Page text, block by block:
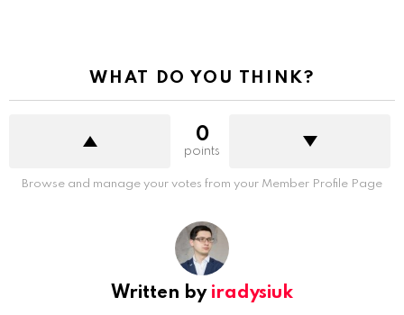
WHAT DO YOU THINK?
0
points
Browse and manage your votes from your Member Profile Page
Written by iradysiuk